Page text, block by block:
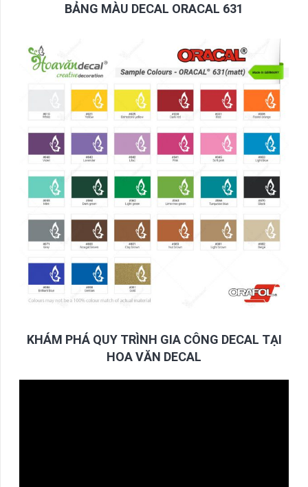
BẢNG MÀU DECAL ORACAL 631
KHÁM PHÁ QUY TRÌNH GIA CÔNG DECAL TẠI
HOA VĂN DECAL